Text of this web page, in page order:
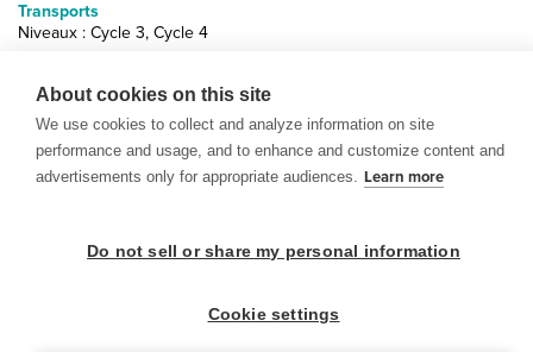
Transports
Niveaux : Cycle 3, Cycle 4
Exploration spatiale
Niveaux : Cycle 3, Cycle 4
About cookies on this site
We use cookies to collect and analyze information on site
performance and usage, and to enhance and customize content and
advertisements only for appropriate audiences. Learn more
Do not sell or share my personal information
Cookie settings